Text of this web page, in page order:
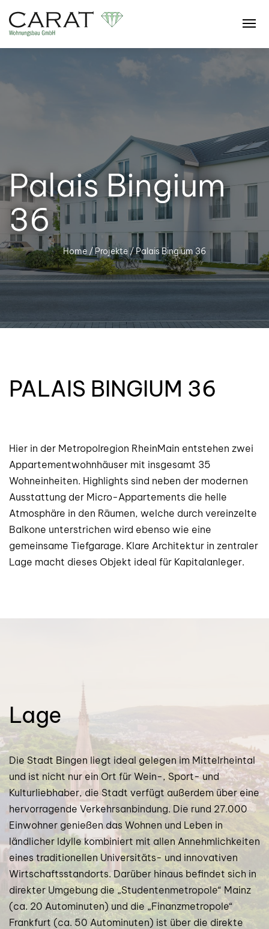
Bingium
Palais Bingium
36
Home / Projekte/ Palais Bingium 36
PALAIS BINGIUM 36
Hier in der Metropolregion RheinMain entstehen zwei
Appartementwohnhäuser mit insgesamt 35
Wohneinheiten. Highlights sind neben der modernen
Ausstattung der Micro-Appartements die helle
Atmosphäre in den Räumen, welche durch vereinzelte
Balkone unterstrichen wird ebenso wie eine
gemeinsame Tiefgarage. Klare Architektur in zentraler
Lage macht dieses Objekt ideal für Kapitalanleger.
Lage
Die Stadt Bingen liegt ideal gelegen im Mittelrheintal
und ist nicht nur ein Ort für Wein-, Sport- und
Kulturliebhaber, die Stadt verfügt außerdem über eine
hervorragende Verkehrsanbindung. Die rund 27.000
Einwohner genießen das Wohnen und Leben in
ländlicher Idylle kombiniert mit allen Annehmlichkeiten
eines traditionellen Universitäts- und innovativen
Wirtschaftsstandorts. Darüber hinaus befindet sich in
direkter Umgebung die „Studentenmetropole“ Mainz
(ca. 20 Autominuten) und die „Finanzmetropole“
Frankfurt (ca. 50 Autominuten) ist über die direkte